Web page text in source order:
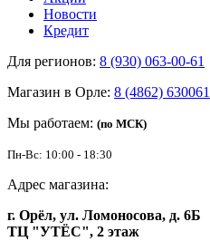
Новости
Кредит
Для регионов: 8 (930) 063-00-61
Магазин в Орле: 8 (4862) 630061
Мы работаем: (по МСК)
Пн-Вс: 10:00 - 18:30
Адрес магазина:
г. Орёл, ул. Ломоносова, д. 6Б
ТЦ "УТЁС", 2 этаж